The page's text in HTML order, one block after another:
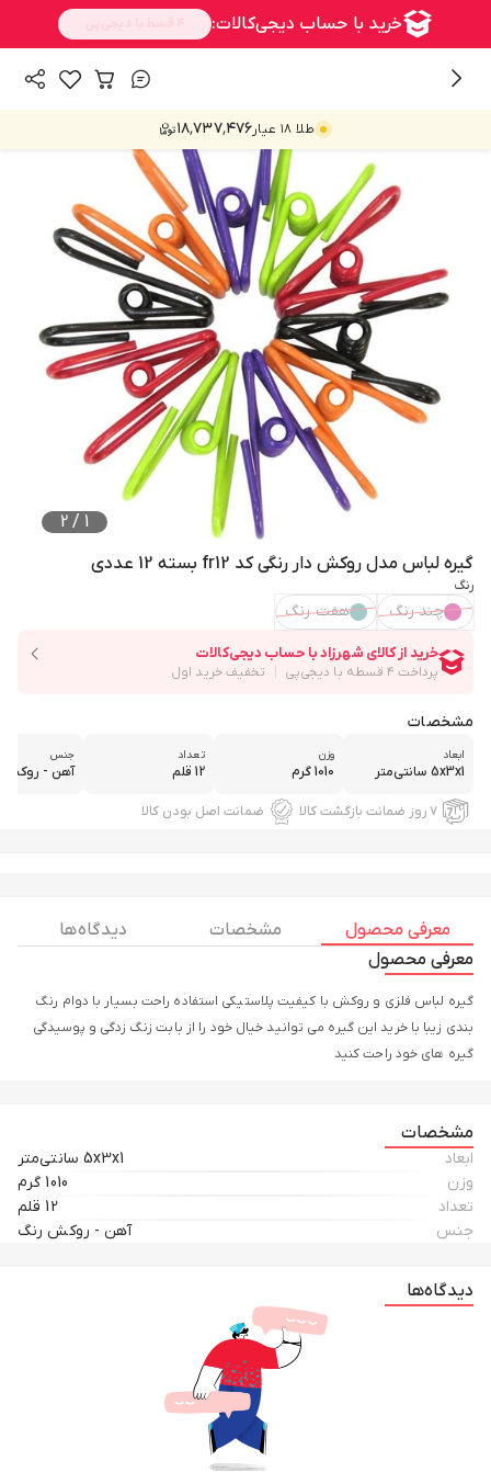
طلا ۱۸ عیار ۱۸٬۷۳۷٬۴۷۶
1
/
2
گیره لباس مدل روکش دار رنگی کد fr12 بسته 12 عددی
رنگ
چند رنگ هفت رنگ
مشخصات
ابعاد
5x3x1 سانتی‌متر
وزن
1010 گرم
تعداد
12 قلم
جنس
آهن - روکش
۷ روز ضمانت بازگشت کالا ضمانت اصل بودن کالا
معرفی محصول مشخصات
دیدگاه ها
معرفی محصول
گیره لباس فلزی و روکش با کیفیت پلاستیکی استفاده راحت بسیار با دوام رنگ
بندی زیبا با خرید این گیره می توانید خیال خود را از بابت زنگ زدگی و پوسیدگی
گیره های خود راحت کنید
مشخصات
ابعاد
5x3x1 سانتی‌متر
وزن
1010 گرم
تعداد
12 قلم
جنس
آهن - روکش رنگ
دیدگاه‌ها